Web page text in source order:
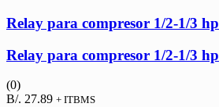
Relay para compresor 1/2-1/3 hp
Relay para compresor 1/2-1/3 hp
(0)
B/. 27.89 + ITBMS